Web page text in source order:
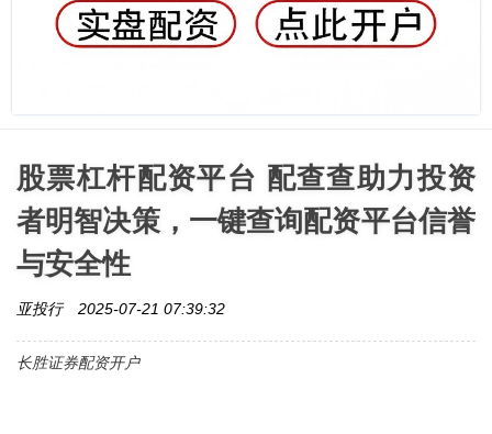
股票杠杆配资平台 配查查助力投资
者明智决策，一键查询配资平台信誉
与安全性
亚投行 2025-07-21 07:39:32
长胜证券配资开户